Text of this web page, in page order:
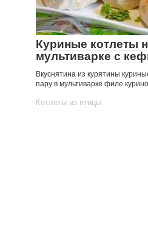
Куриные котлеты
мультиварке с
Вкуснятина из курятины
пару в мультиварке филе
Котлеты из птицы